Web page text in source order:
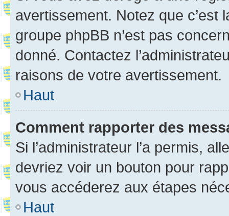
avertissement. Notez que c’est
groupe phpBB n’est pas
donné. Contactez
raisons de votre avertissement.
Haut
Comment rapporter des
Si l’administrateur l’a permis,
devriez voir un bouton pour
vous accéderez aux étapes
Haut